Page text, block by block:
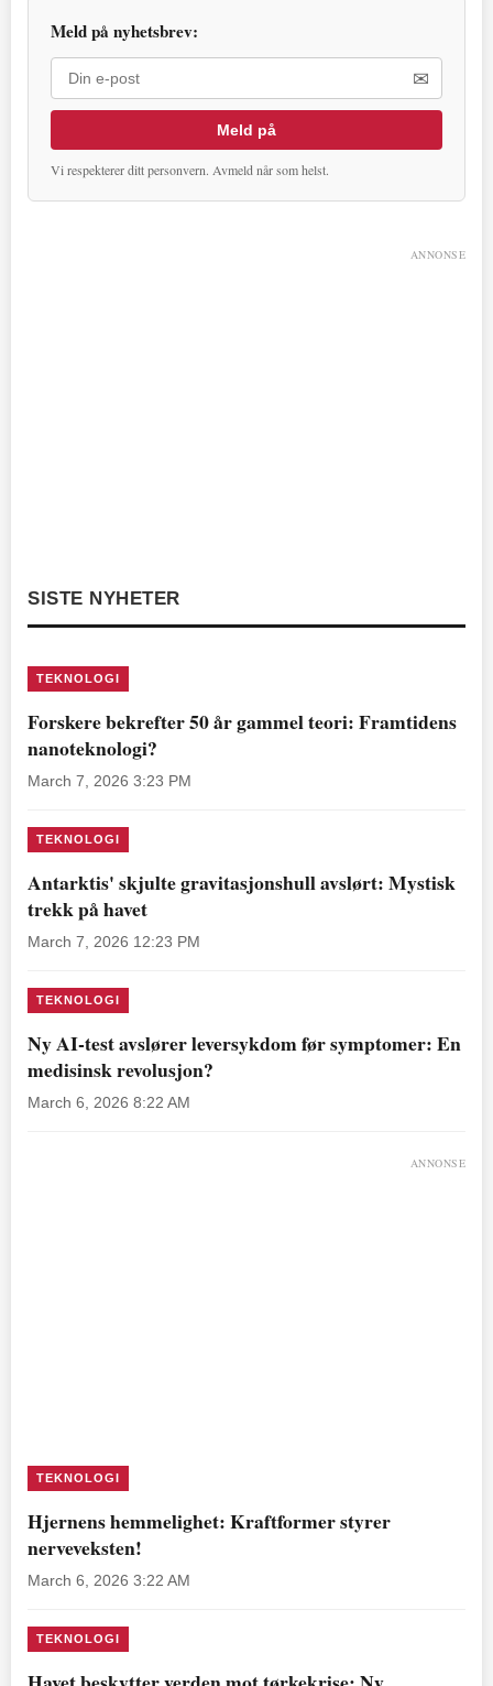
Meld på nyhetsbrev:
✉
Meld på
Vi respekterer ditt personvern. Avmeld når som helst.
ANNONSE
SISTE NYHETER
TEKNOLOGI
Forskere bekrefter 50 år gammel teori: Framtidens
nanoteknologi?
March 7, 2026 3:23 PM
TEKNOLOGI
Antarktis' skjulte gravitasjonshull avslørt: Mystisk
trekk på havet
March 7, 2026 12:23 PM
TEKNOLOGI
Ny AI-test avslører leversykdom før symptomer: En
medisinsk revolusjon?
March 6, 2026 8:22 AM
ANNONSE
TEKNOLOGI
Hjernens hemmelighet: Kraftformer styrer
nerveveksten!
March 6, 2026 3:22 AM
TEKNOLOGI